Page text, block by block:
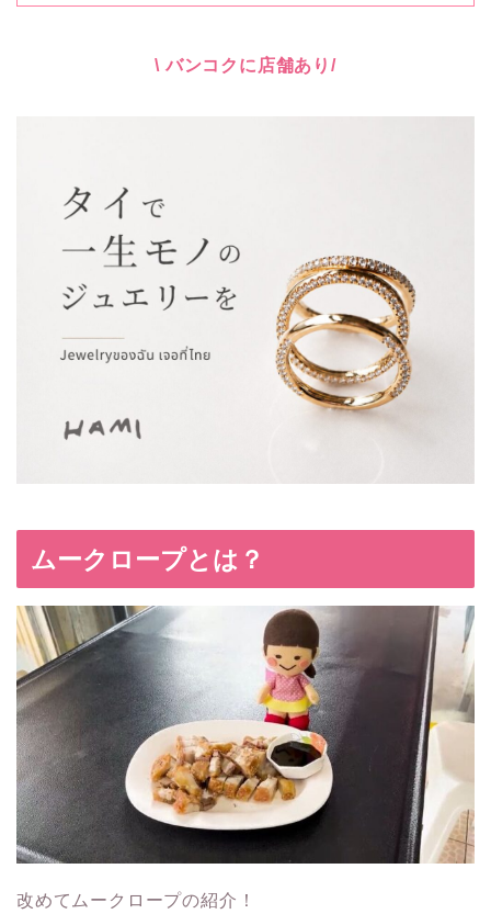
\ バンコクに店舗あり/
ムークロープとは？
改めてムークロープの紹介！